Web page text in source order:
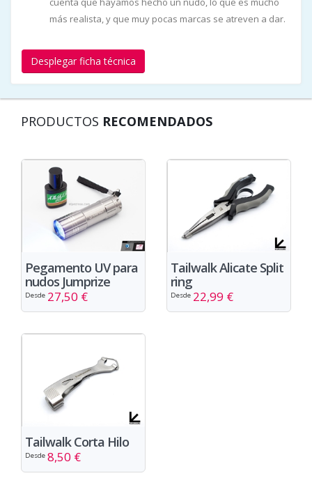
más realista, y que muy pocas marcas se atreven a dar.
Desplegar ficha técnica
PRODUCTOS RECOMENDADOS
Pegamento UV para
nudos Jumprize
Desde 27,50 €
Tailwalk Alicate Split
ring
Desde 22,99 €
Tailwalk Corta Hilo
Desde 8,50 €